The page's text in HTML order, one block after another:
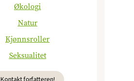
Økologi
Natur
Kjønnsroller
Seksualitet